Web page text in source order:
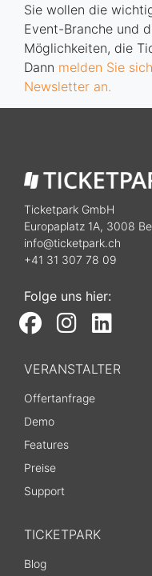
Sie wollen die
Event-Branche und
Möglichkeiten, die
Dann melden Sie
Newsletter an.
Ticketpark GmbH
Europaplatz 1A, 3008
info@ticketpark.ch
+41 31 307 78 09
Folge uns hier:
VERANSTALTER
Offertanfrage
Demo
Features
Preise
Support
TICKETPARK
Blog